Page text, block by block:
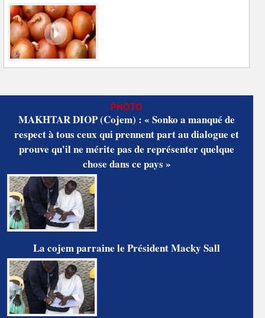
PHOTO
MAKHTAR DIOP (Cojem) : « Sonko a manqué de
respect à tous ceux qui prennent part au dialogue et
prouve qu'il ne mérite pas de représenter quelque
chose dans ce pays »
La cojem parraine le Président Macky Sall